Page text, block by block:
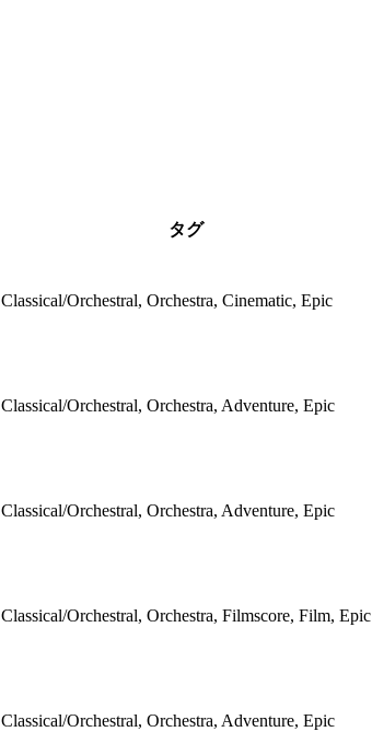
タグ
Classical/Orchestral, Orchestra, Cinematic, Epic
Classical/Orchestral, Orchestra, Adventure, Epic
Classical/Orchestral, Orchestra, Adventure, Epic
Classical/Orchestral, Orchestra, Filmscore, Film, Epic
Classical/Orchestral, Orchestra, Adventure, Epic